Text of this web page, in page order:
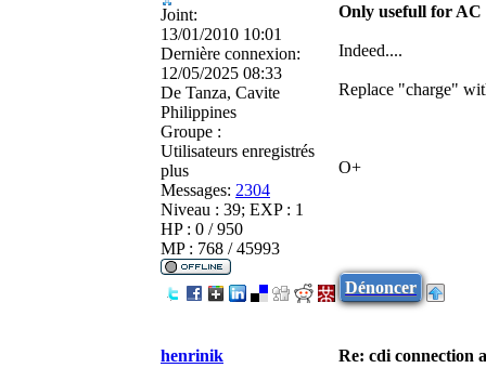
Joint:
13/01/2010 10:01
Dernière connexion:
12/05/2025 08:33
De Tanza, Cavite
Philippines
Groupe :
Utilisateurs enregistrés
plus
Messages: 2304
Niveau : 39; EXP : 1
HP : 0 / 950
MP : 768 / 45993
Only usefull for
Indeed....
Replace "charge"
O+
Dénoncer
henrinik
Re: cdi connection